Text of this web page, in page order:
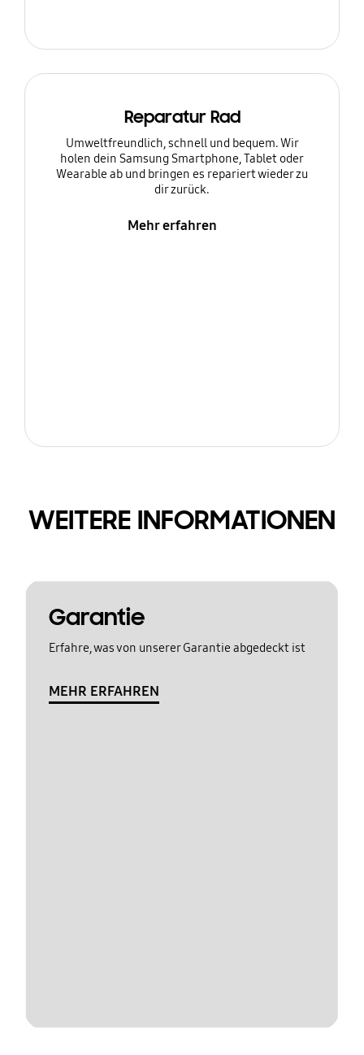
Reparatur Rad
Umweltfreundlich, schnell und bequem. Wir
holen dein Samsung Smartphone, Tablet oder
Wearable ab und bringen es repariert wieder zu
dir zurück.
Mehr erfahren
WEITERE INFORMATIONEN
Garantie
Erfahre, was von unserer Garantie abgedeckt ist
MEHR ERFAHREN